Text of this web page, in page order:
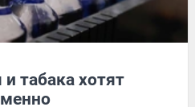
табака хотят